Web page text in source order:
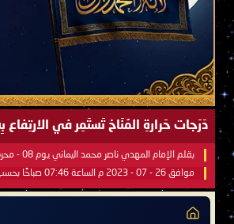
دَرَجات حَرارةِ المُنَاخ تَستَمِر في
بقلم الإمام المهدي ناصر محمد اليماني يوم 08 - محرم - 1445 هـ
موافق 26 - 07 - 2023 م الساعة 07:46 صباحًا بحسب التقويم الرسمي لأمّ القُرى